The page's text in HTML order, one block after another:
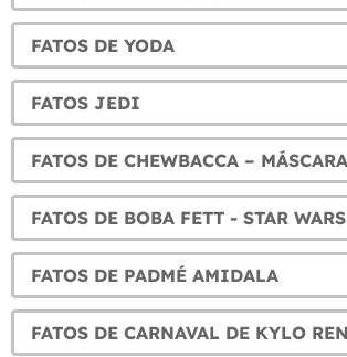
FATOS DE YODA
FATOS JEDI
FATOS DE BOBA FETT - STAR WARS
FATOS DE PADMÉ AMIDALA